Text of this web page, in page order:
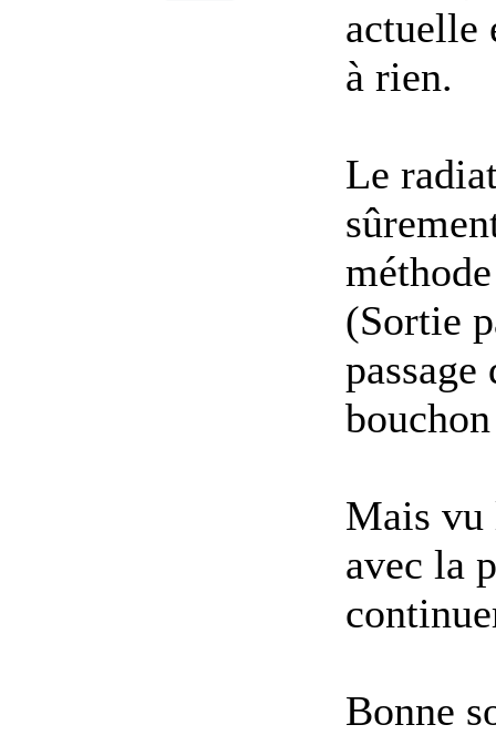
actuelle
à rien.
Le
(Sortie
Mais vu
avec la
Bonne